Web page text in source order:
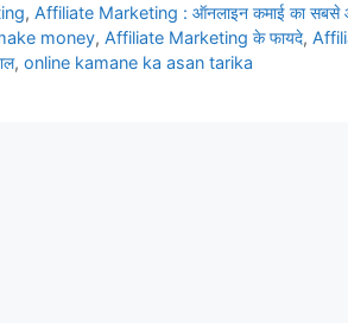
, Affiliate Marketing : ऑनलाइन कमाई का सबसे
money, Affiliate Marketing के फायदे,
, online kamane ka asan tarika